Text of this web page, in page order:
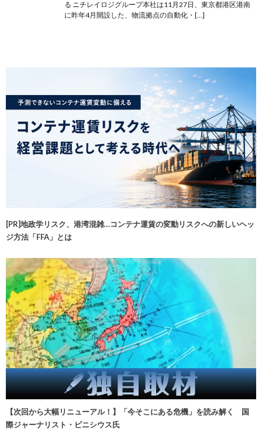
る ニチレイロジグループ本社は11月27日、東京都港区港南
に昨年4月開設した、物流拠点の自動化・[…]
[PR]地政学リスク、港湾混雑…コンテナ運賃の変動リスクへの新しいヘッ
ジ方法「FFA」とは
【次回から大幅リニューアル！】「今そこにある危機」を読み解く 国
際ジャーナリスト・ビニシウス氏